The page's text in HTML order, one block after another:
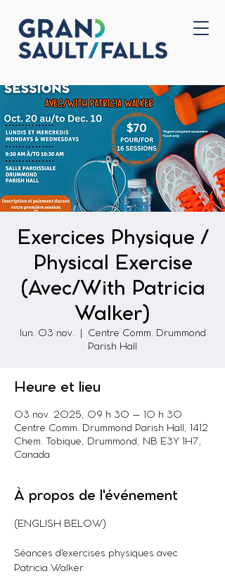
Accueil
Exercices Physique /
Physical Exercise
(Avec/With Patricia
Walker)
lun. 03 nov.
Centre Comm. Drummond
Parish Hall
Heure et lieu
03 nov. 2025, 09 h 30 – 10 h 30
Centre Comm. Drummond Parish Hall, 1412
Chem. Tobique, Drummond, NB E3Y 1H7,
Canada
À propos de l'événement
(ENGLISH BELOW)
Séances d'exercises physiques avec
Patricia Walker